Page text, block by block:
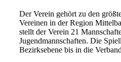
Der Verein gehört zu den
Vereinen in der Region
stellt der Verein 21
Jugendmannschaften. Die
Bezirksebene bis in die